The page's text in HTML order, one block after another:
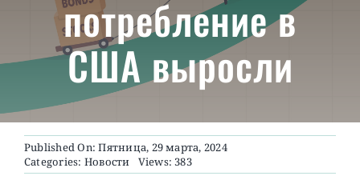
ТЕМАТИЧЕСКИЕ ETF
АКТУАЛЬНЫЕ
О ПРОЕКТЕ
потребление в
США выросли
Published On: Пятница, 29 марта, 2024
Categories: Новости Views: 383